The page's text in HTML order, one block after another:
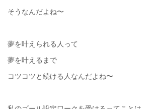
そうなんだよね〜
夢を叶えられる人って
夢を叶えるまで
コツコツと続ける人なんだよね〜